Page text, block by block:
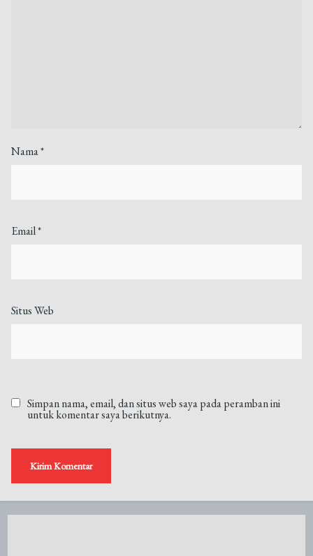
Nama*
Email*
Situs Web
Simpan nama, email, dan situs web saya pada peramban ini
untuk komentar saya berikutnya.